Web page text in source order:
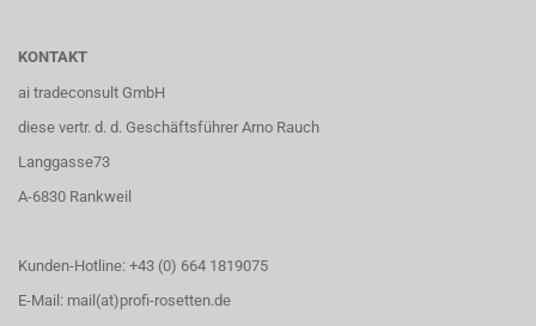
KONTAKT
ai tradeconsult GmbH
diese vertr. d. d. Geschäftsführer Arno Rauch
Langgasse73
A-6830 Rankweil
Kunden-Hotline: +43 (0) 664 1819075
E-Mail: mail(at)profi-rosetten.de